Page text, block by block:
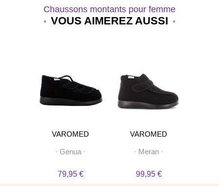
Chaussons montants pour femme
VOUS AIMEREZ AUSSI
VAROMED
· Genua ·
79,95 €
VAROMED
· Meran ·
99,95 €